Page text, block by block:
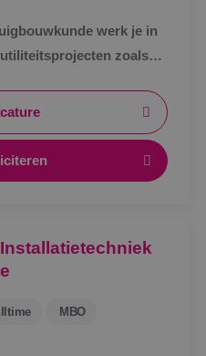
werk je in
zoals
lijnen.
MBO